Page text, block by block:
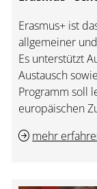
Erasmus+ ist
allgemeiner
Es unterstützt
Austausch
Programm soll
europäischen
mehr